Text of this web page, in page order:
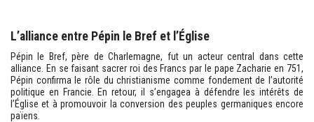
L’alliance entre Pépin le Bref et l’Église
Pépin le Bref, père de Charlemagne, fut un acteur central dans cette
alliance. En se faisant sacrer roi des Francs par le pape Zacharie en 751,
Pépin confirma le rôle du christianisme comme fondement de l’autorité
politique en Francie. En retour, il s’engagea à défendre les intérêts de
l’Église et à promouvoir la conversion des peuples germaniques encore
païens.